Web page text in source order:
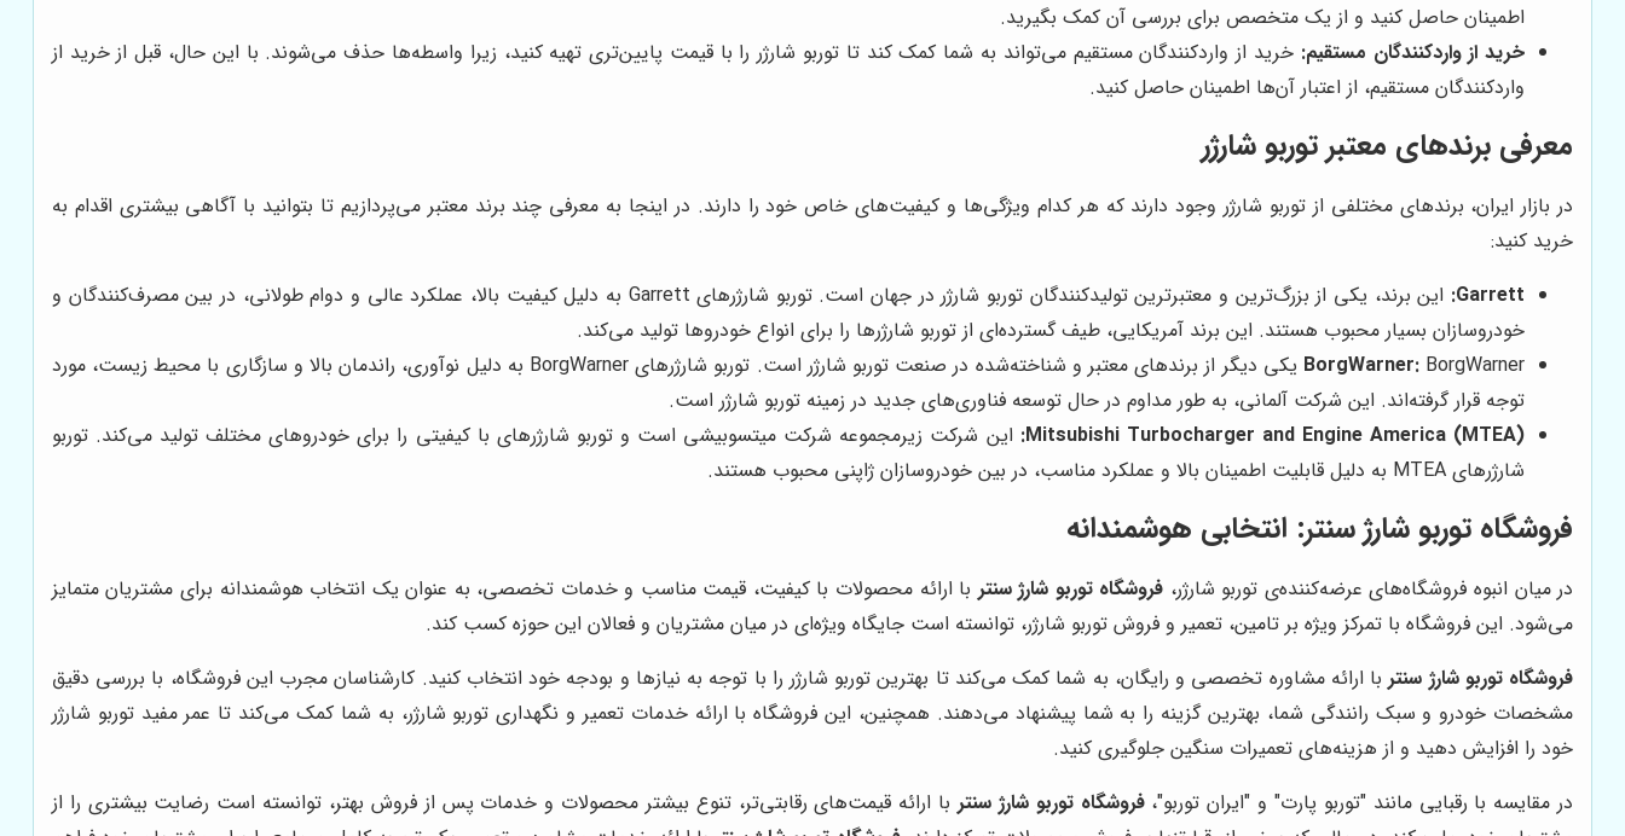
اطمینان حاصل کنید و از یک متخصص برای بررسی آن کمک بگیرید.
خرید از واردکنندگان مستقیم: خرید از واردکنندگان مستقیم می‌تواند به شما کمک کند تا توربو شارژر را با قیمت پایین‌تری تهیه کنید، زیرا واسطه‌ها حذف می‌شوند. با این حال، قبل از خرید از
واردکنندگان مستقیم، از اعتبار آن‌ها اطمینان حاصل کنید.
معرفی برندهای معتبر توربو شارژر
در بازار ایران، برندهای مختلفی از توربو شارژر وجود دارند که هر کدام ویژگی‌ها و کیفیت‌های خاص خود را دارند. در اینجا به معرفی چند برند معتبر می‌پردازیم تا بتوانید با آگاهی بیشتری اقدام به
خرید کنید:
Garrett:
این برند، یکی از بزرگ‌ترین و معتبرترین تولیدکنندگان توربو شارژر در جهان است. توربو شارژرهای Garrett به دلیل کیفیت بالا، عملکرد عالی و دوام طولانی، در بین مصرف‌کنندگان و
خودروسازان بسیار محبوب هستند. این برند آمریکایی، طیف گسترده‌ای از توربو شارژرها را برای انواع خودروها تولید می‌کند.
BorgWarner:
BorgWarner یکی دیگر از برندهای معتبر و شناخته‌شده در صنعت توربو شارژر است. توربو شارژرهای BorgWarner به دلیل نوآوری، راندمان بالا و سازگاری با محیط زیست، مورد
توجه قرار گرفته‌اند. این شرکت آلمانی، به طور مداوم در حال توسعه فناوری‌های جدید در زمینه توربو شارژر است.
Mitsubishi Turbocharger and Engine America (MTEA): این شرکت زیرمجموعه شرکت میتسوبیشی است و توربو شارژرهای با کیفیتی را برای خودروهای مختلف تولید می‌کند. توربو
شارژرهای MTEA به دلیل قابلیت اطمینان بالا و عملکرد مناسب، در بین خودروسازان ژاپنی محبوب هستند.
فروشگاه توربو شارژ سنتر: انتخابی هوشمندانه
در میان انبوه فروشگاه‌های عرضه‌کننده‌ی توربو شارژر، فروشگاه توربو شارژ سنتر با ارائه محصولات با کیفیت، قیمت مناسب و خدمات تخصصی، به عنوان یک انتخاب هوشمندانه برای مشتریان متمایز
می‌شود. این فروشگاه با تمرکز ویژه بر تامین، تعمیر و فروش توربو شارژر، توانسته است جایگاه ویژه‌ای در میان مشتریان و فعالان این حوزه کسب کند.
فروشگاه توربو شارژ سنتر با ارائه مشاوره تخصصی و رایگان، به شما کمک می‌کند تا بهترین توربو شارژر را با توجه به نیازها و بودجه خود انتخاب کنید. کارشناسان مجرب این فروشگاه، با بررسی دقیق
مشخصات خودرو و سبک رانندگی شما، بهترین گزینه را به شما پیشنهاد می‌دهند. همچنین، این فروشگاه با ارائه خدمات تعمیر و نگهداری توربو شارژر، به شما کمک می‌کند تا عمر مفید توربو شارژر
خود را افزایش دهید و از هزینه‌های تعمیرات سنگین جلوگیری کنید.
در مقایسه با رقبایی مانند "توربو پارت" و "ایران توربو"،فروشگاه توربو شارژ سنتر با ارائه قیمت‌های رقابتی‌تر، تنوع بیشتر محصولات و خدمات پس از فروش بهتر، توانسته است رضایت بیشتری را از